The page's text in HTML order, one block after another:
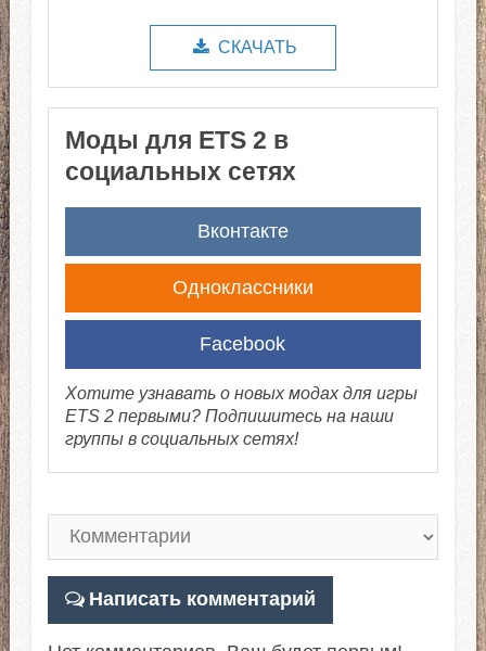
СКАЧАТЬ
Моды для ETS 2 в
социальных сетях
Вконтакте
Одноклассники
Facebook
Хотите узнавать о новых модах для игры
ETS 2 первыми? Подпишитесь на наши
группы в социальных сетях!
Написать комментарий